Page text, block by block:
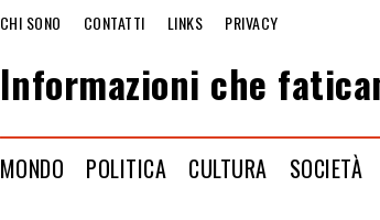
CHI SONO CONTATTI LINKS PRIVACY
Informazioni che
MONDO POLITICA CULTURA SOCIETÀ